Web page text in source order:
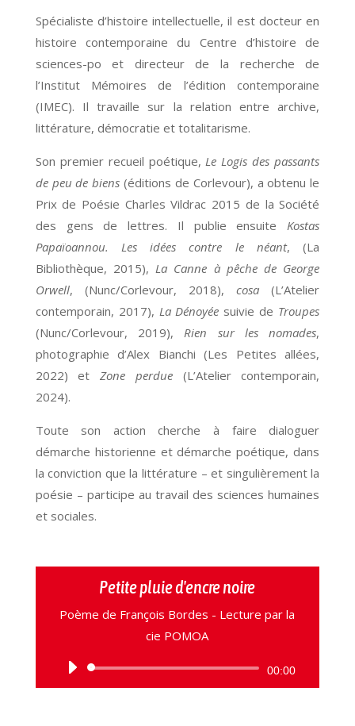
Spécialiste d’histoire intellectuelle, il est docteur en
histoire contemporaine du Centre d’histoire de
sciences-po et directeur de la recherche de
l’Institut Mémoires de l’édition contemporaine
(IMEC). Il travaille sur la relation entre archive,
littérature, démocratie et totalitarisme.
Son premier recueil poétique, Le Logis des passants
de peu de biens (éditions de Corlevour), a obtenu le
Prix de Poésie Charles Vildrac 2015 de la Société
des gens de lettres. Il publie ensuite Kostas
Papaïoannou. Les idées contre le néant, (La
Bibliothèque, 2015), La Canne à pêche de George
Orwell, (Nunc/Corlevour, 2018),cosa (L’Atelier
contemporain, 2017), La Dénoyée suivie de Troupes
(Nunc/Corlevour, 2019), Rien sur les nomades,
photographie d’Alex Bianchi (Les Petites allées,
2022) etZone perdue(L’Atelier contemporain,
2024).
Toute son action cherche à faire dialoguer
démarche historienne et démarche poétique, dans
la conviction que la littérature – et singulièrement la
poésie – participe au travail des sciences humaines
et sociales.
Petite pluie d'encre noire
Poème de François Bordes - Lecture par la
cie POMOA
Lecteur
audio
00:00